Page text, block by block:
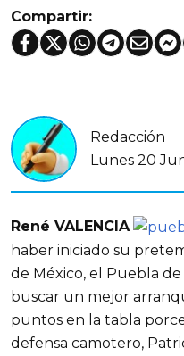
Compartir:
Redacción
Lunes 20
René VALENCIA
haber iniciado su
de México, el Puebla
buscar un mejor
puntos en la tabla
defensa camotero,